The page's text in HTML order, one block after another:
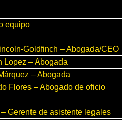
equipo
Goldfinch – Abogada/CEO
Lopez – Abogada
– Abogada
Flores – Abogado de oficio
Gerente de asistente legales